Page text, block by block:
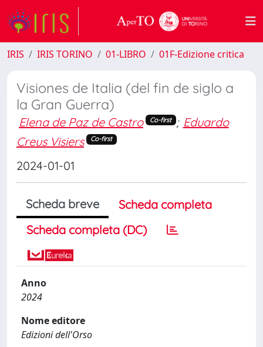
IRIS IRIS TORINO 01-LIBRO 01F-Edizione critica
Visiones de Italia (del fin de siglo a
la Gran Guerra)
Elena de Paz de Castro Co-first ; Eduardo
Creus Visiers
Co-first
2024-01-01
Scheda breve
Scheda completa
Scheda completa (DC)
Anno
2024
Nome editore
Edizioni dell'Orso